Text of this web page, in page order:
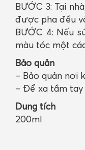
BƯỚC 3: Tại
được pha đều
BƯỚC 4: Nếu
màu tóc một
Bảo quản
– Bảo quản nơi
– Để xa tầm tay
Dung tích
200ml